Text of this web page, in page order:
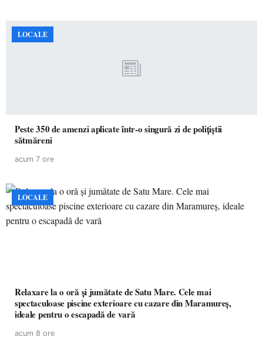
LOCALE
Peste 350 de amenzi aplicate într-o singură zi de polițiștii
sătmăreni
acum 7 ore
LOCALE
Relaxare la o oră și jumătate de Satu Mare. Cele mai
spectaculoase piscine exterioare cu cazare din Maramureș,
ideale pentru o escapadă de vară
acum 8 ore